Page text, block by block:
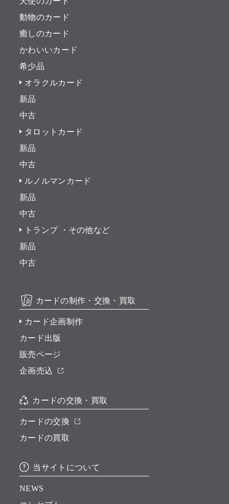
動物のカード
癒しのカード
かわいいカード
希少品
オラクルカード
新品
中古
タロットカード
新品
中古
ルノルマンカード
新品
中古
トランプ ・その他など
新品
中古
カードの制作・交換・買取
カード企画制作
カード出版
販売ページ
企画売込
カードの交換・買取
カードの交換
カードの買取
当サイトについて
NEWS